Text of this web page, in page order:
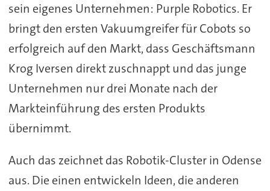
sein eigenes Unternehmen: Purple Robotics. Er
bringt den ersten Vakuumgreifer für Cobots so
erfolgreich auf den Markt, dass Geschäftsmann
Krog Iversen direkt zuschnappt und das junge
Unternehmen nur drei Monate nach der
Markteinführung des ersten Produkts
übernimmt.
Auch das zeichnet das Robotik-Cluster in Odense
aus. Die einen entwickeln Ideen, die anderen